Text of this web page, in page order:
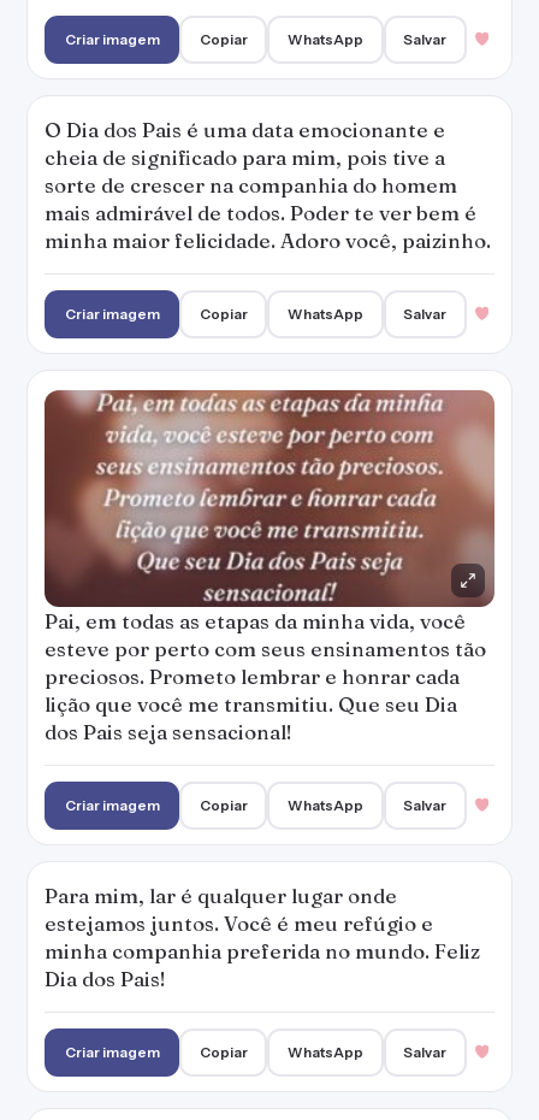
Criar imagem Copiar WhatsApp Salvar
O Dia dos Pais é uma data emocionante e
cheia de significado para mim, pois tive a
sorte de crescer na companhia do homem
mais admirável de todos. Poder te ver bem é
minha maior felicidade. Adoro você, paizinho.
Criar imagem Copiar WhatsApp Salvar
Pai, em todas as etapas da minha vida, você
esteve por perto com seus ensinamentos tão
preciosos. Prometo lembrar e honrar cada
lição que você me transmitiu. Que seu Dia
dos Pais seja sensacional!
Criar imagem Copiar WhatsApp Salvar
Para mim, lar é qualquer lugar onde
estejamos juntos. Você é meu refúgio e
minha companhia preferida no mundo. Feliz
Dia dos Pais!
Criar imagem Copiar WhatsApp Salvar